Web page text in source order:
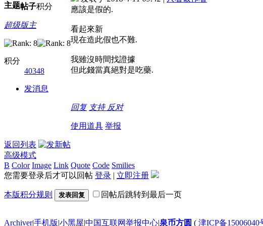
主题帖子积分
超级版主
积分
40348
发消息
應該是假的.
看起來新
現在造此假也不難.
我雖沒時間找證據
但此錢當真絕對是吃藥.
回复 支持 反对
使用道具 举报
返回列表
高级模式
B Color Image Link Quote Code Smilies
您需要登录后才可以回帖 登录 | 立即注册
本版积分规则 发表回复 回帖后跳转到最后一页
Archiver|手机版|小黑屋|中国互联网举报中心|泉币方圆 ( 津ICP备15006040